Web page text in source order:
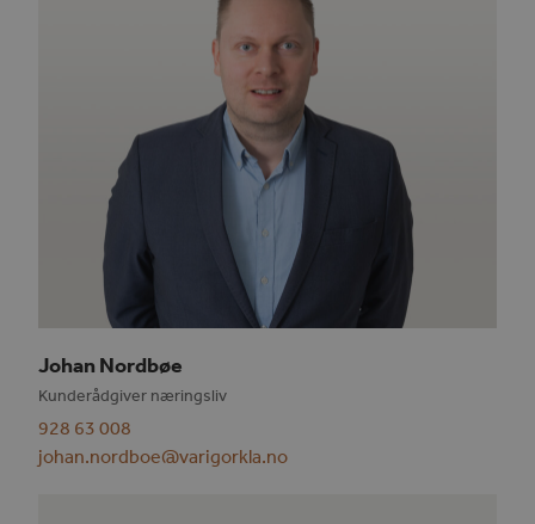
Johan Nordbøe
Kunderådgiver næringsliv
928 63 008
johan.nordboe@varigorkla.no